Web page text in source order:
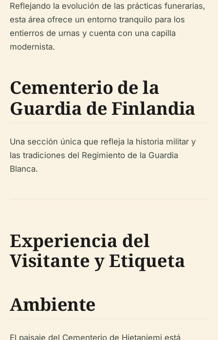
Reflejando la evolución de las prácticas funerarias,
esta área ofrece un entorno tranquilo para los
entierros de urnas y cuenta con una capilla
modernista.
Cementerio de la
Guardia de Finlandia
Una sección única que refleja la historia militar y
las tradiciones del Regimiento de la Guardia
Blanca.
Experiencia del
Visitante y Etiqueta
Ambiente
El paisaje del Cementerio de Hietaniemi está